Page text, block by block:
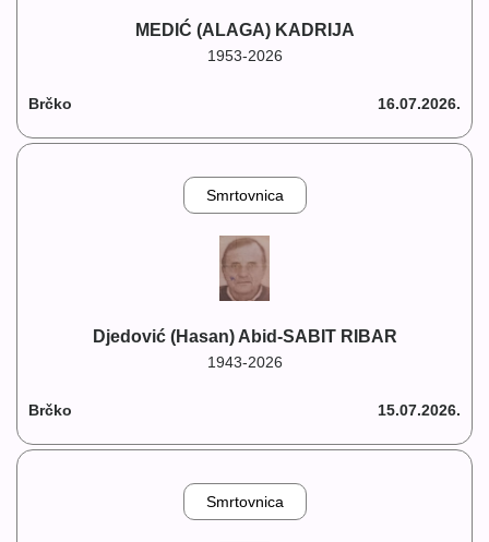
MEDIĆ (ALAGA) KADRIJA
1953-2026
Brčko 16.07.2026.
Smrtovnica
Djedović (Hasan) Abid-SABIT RIBAR
1943-2026
Brčko 15.07.2026.
Smrtovnica